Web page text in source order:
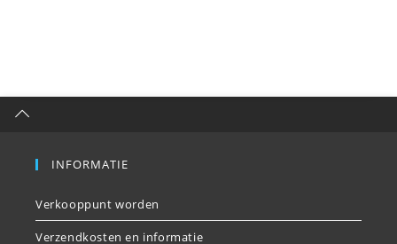
INFORMATIE
Verkooppunt worden
Verzendkosten en informatie